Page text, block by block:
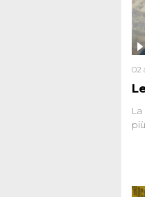
02